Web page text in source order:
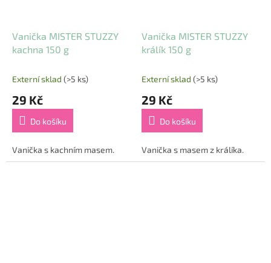
Vanička MISTER STUZZY
kachna 150 g
Externí sklad (>5 ks)
29 Kč
Do košíku
Vanička s kachním masem.
Vanička MISTER STUZZY
králík 150 g
Externí sklad (>5 ks)
29 Kč
Do košíku
Vanička s masem z králíka.